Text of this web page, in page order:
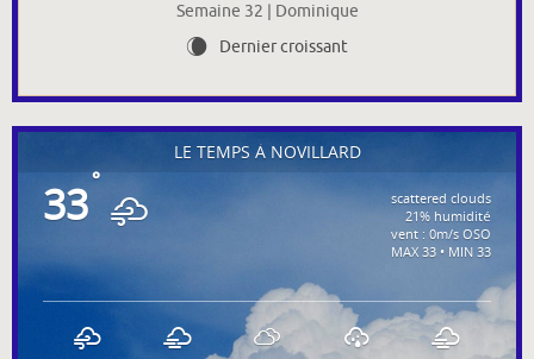
Semaine 32 | Dominique
W Dernier croissant
LE TEMPS À NOVILLARD
33°
scattered clouds
21% humidité
vent : 0m/s OSO
MAX 33 • MIN 33